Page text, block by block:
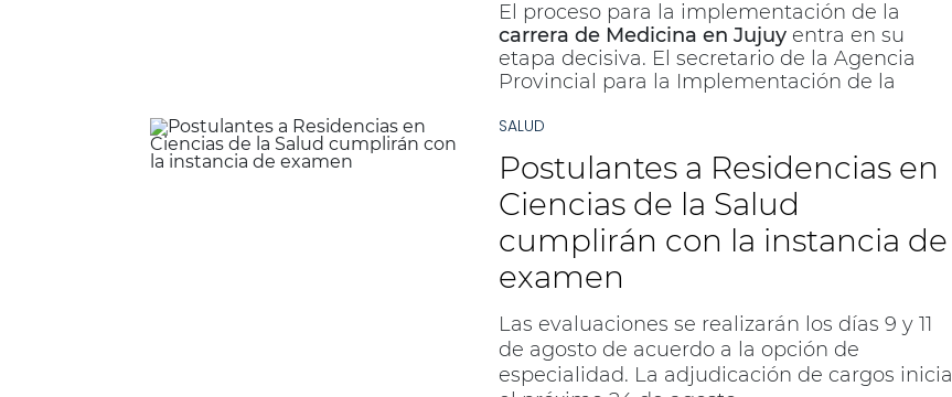
El proceso para la implementación de la
carrera de Medicina en Jujuyentra en su
etapa decisiva. El secretario de la Agencia
Provincial para la Implementación de la
brindó detalles sobre el cierre del curso de
ingreso y las fechas clave para los casi dos
mil aspirantes que buscan formar parte de la
primera cohorte de profesionales formados
íntegramente en la provincia.
SALUD
Postulantes a Residencias en
Ciencias de la Salud
cumplirán con la instancia de
examen
Las evaluaciones se realizarán los días 9 y 11
de agosto de acuerdo a la opción de
especialidad. La adjudicación de cargos inicia